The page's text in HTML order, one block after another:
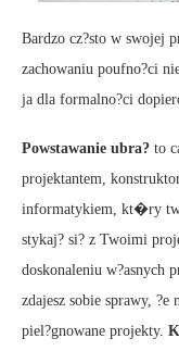
Bardzo cz?sto w swojej
zachowaniu poufno?ci
ja dla formalno?ci
Powstawanie ubra? to
projektantem,
informatykiem, kt�ry
stykaj? si? z Twoimi
doskonaleniu
zdajesz sobie sprawy, ?e
piel?gnowane projekty.